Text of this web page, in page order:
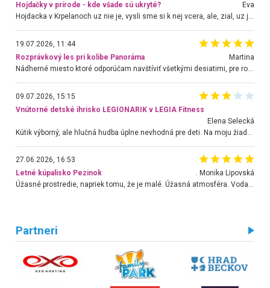
Hojdačky v prírode - kde všade sú ukryté?
Eva
Hojdacka v Krpelanoch uz nie je, vysli sme si k nej vcera, ale, zial, uz je znicena. Ak sem planujete cestu len kvoli hojdacke, mozete si ju usetrit. Krasny vyhlad je tu vsak aj bez hojdacky :-)
19.07.2026, 11:44
Rozprávkový les pri kolibe Panoráma
Martina
Nádherné miesto ktoré odporúčam navštíviť všetkými desiatimi, pre rodiny s deťmi, dôchodcom... Proste a jednoducho ozaj rozprávkový les.. určite ešte prídeme. Odniesli sme si na pamiatku krásne tričká,
09.07.2026, 15:15
Vnútorné detské ihrisko LEGIONARIK v LEGIA Fitness
Elena Selecká
27.06.2026, 16:53
Letné kúpalisko Pezinok
. Monika Lipovská
Úžasné prostredie, napriek tomu, že je malé. Úžasná atmosféra. Voda fantastická a nádherná. Ľudí je pomerne veľa, ale su mili a ohľaduplní. Je veľmi zaujímavé sledovať, ako dokážu spolu športovať cudzí ľudia a bez ohľadu na vek. Vládne tu pohoda. Vnuka neviem dostať z vody. Ďakujem za krásny deň . Urcite sa sem vrátim. Jediný problém je s parkovaním, ale aj ten sa mi podarilo vyriešiť. Monika Bratislava
Partneri